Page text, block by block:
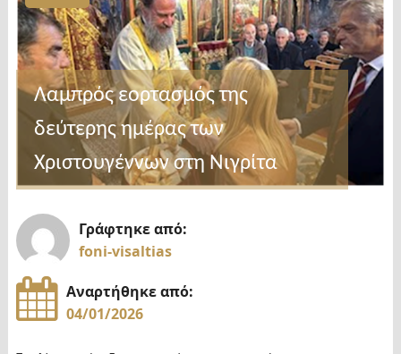
Λαμπρός εορτασμός της
δεύτερης ημέρας των
Χριστουγέννων στη Νιγρίτα
Γράφτηκε από:
foni-visaltias
Αναρτήθηκε από:
04/01/2026